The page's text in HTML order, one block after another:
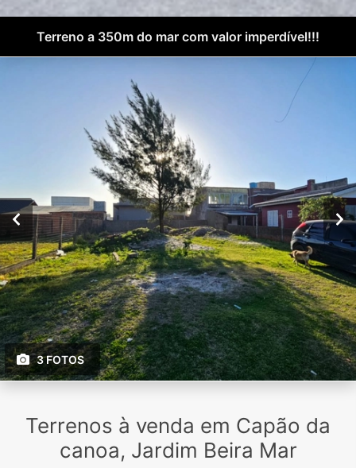
Terreno a 350m do mar com valor imperdível!!!
3 FOTOS
Terrenos à venda em Capão da
canoa, Jardim Beira Mar